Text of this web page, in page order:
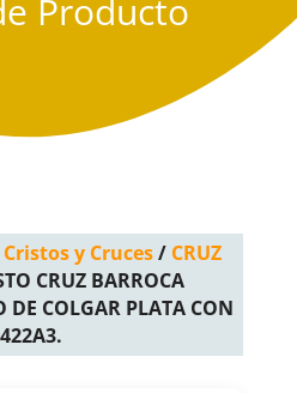
Producto
Cristos y Cruces/ CRUZ
CRUZ BARROCA
DE COLGAR PLATA CON